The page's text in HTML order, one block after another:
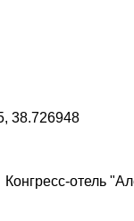
38.726948
Конгресс-отель